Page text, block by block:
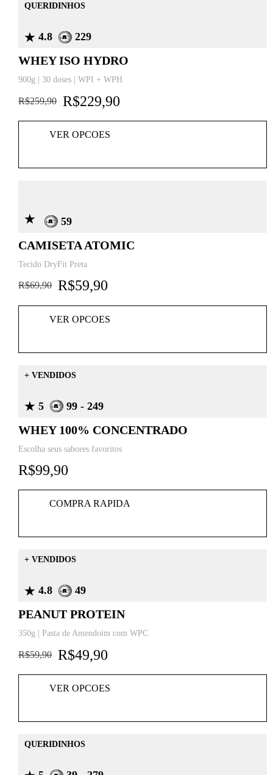
QUERIDINHOS
4.8 229
WHEY ISO HYDRO
900g | 30 doses | WPI + WPH
R$259,90 R$229,90
VER OPCOES
59
CAMISETA ATOMIC
Tecido DryFit Preta
R$69,90 R$59,90
VER OPCOES
+ VENDIDOS
5 99 - 249
WHEY 100% CONCENTRADO
Escolha seus sabores favoritos
R$99,90
COMPRA RAPIDA
+ VENDIDOS
4.8 49
PEANUT PROTEIN
350g | Pasta de Amendoim com WPC
R$59,90 R$49,90
VER OPCOES
QUERIDINHOS